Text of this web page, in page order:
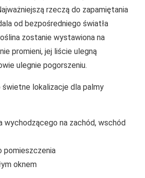
rzeczą do zapamiętania
od bezpośredniego światła
zostanie wystawiona na
promieni, jej liście ulegną
ulegnie pogorszeniu.
lokalizacje dla palmy
wychodzącego na zachód, wschód
pomieszczenia
oknem